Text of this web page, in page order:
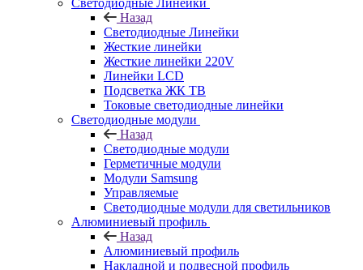
Светодиодные Линейки
Назад
Светодиодные Линейки
Жесткие линейки
Жесткие линейки 220V
Линейки LCD
Подсветка ЖК ТВ
Токовые светодиодные линейки
Светодиодные модули
Назад
Светодиодные модули
Герметичные модули
Модули Samsung
Управляемые
Светодиодные модули для светильников
Алюминиевый профиль
Назад
Алюминиевый профиль
Накладной и подвесной профиль